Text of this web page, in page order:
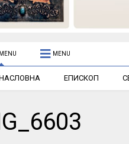
MENU MENU
ЕПИСКОП